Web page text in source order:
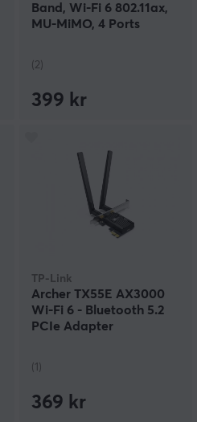
Band, Wi-Fi 6 802.11ax,
MU-MiMO, 4 Ports
(2)
399 kr
TP-Link
Archer TX55E AX3000
Wi-Fi 6 - Bluetooth 5.2
PCIe Adapter
(1)
369 kr